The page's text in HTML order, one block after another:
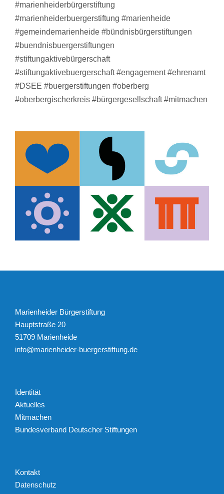
#marienheiderbürgerstiftung
#marienheiderbuergerstiftung #marienheide
#gemeindemarienheide #bündnisbürgerstiftungen
#buendnisbuergerstiftungen
#stiftungaktivebürgerschaft
#stiftungaktivebuergerschaft #engagement #ehrenamt
#DSEE #buergerstiftungen #oberberg
#oberbergischerkreis #bürgergesellschaft #mitmachen
Marienheider Bürgerstiftung
Hauptstraße 20
51709 Marienheide
info@marienheider-buergerstiftung.de
Identität
Aktuelles
Mitmachen
Bundesverband Deutscher Stiftungen
Kontakt
Datenschutz